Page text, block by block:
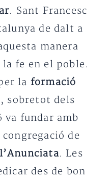
. Sant Francesc
de dalt a
manera
fe en el poble.
la formació
, sobretot dels
va fundar amb
de
. Les
des de bon